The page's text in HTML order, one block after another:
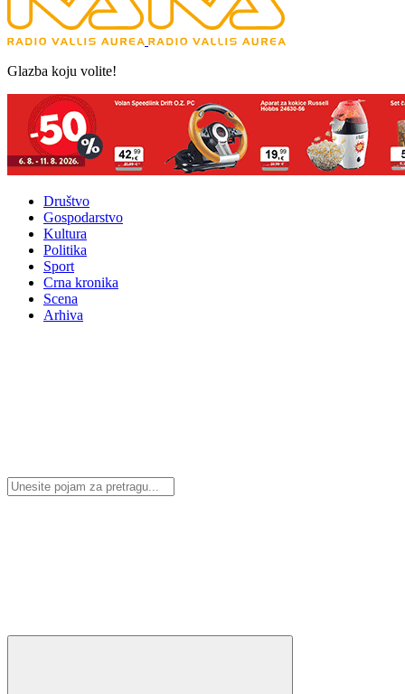
Glazba koju volite!
Društvo
Gospodarstvo
Kultura
Politika
Sport
Crna kronika
Scena
Arhiva